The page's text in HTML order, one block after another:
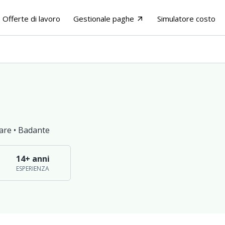
Offerte di lavoro Gestionale paghe arrow_outward Simulatore costo
• Badante
14+ anni
ESPERIENZA